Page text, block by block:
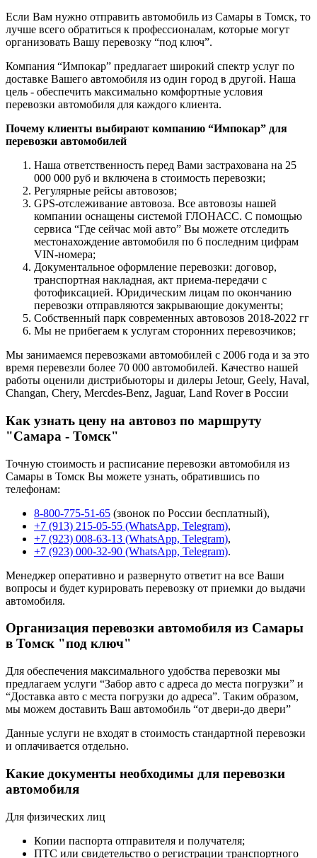
Если Вам нужно отправить автомобиль из Самары в Томск, то
лучше всего обратиться к профессионалам, которые могут
организовать Вашу перевозку “под ключ”.
Компания “Импокар” предлагает широкий спектр услуг по
доставке Вашего автомобиля из один город в другой. Наша
цель - обеспечить максимально комфортные условия
перевозки автомобиля для каждого клиента.
Почему клиенты выбирают компанию “Импокар” для
перевозки автомобилей
Наша ответственность перед Вами застрахована на 25
000 000 руб и включена в стоимость перевозки;
Регулярные рейсы автовозов;
GPS-отслеживание автовоза. Все автовозы нашей
компании оснащены системой ГЛОНАСС. С помощью
сервиса “Где сейчас мой авто” Вы можете отследить
местонахождение автомобиля по 6 последним цифрам
VIN-номера;
Документальное оформление перевозки: договор,
транспортная накладная, акт приема-передачи с
фотофиксацией. Юридическим лицам по окончанию
перевозки отправляются закрывающие документы;
Собственный парк современных автовозов 2018-2022 гг
Мы не прибегаем к услугам сторонних перевозчиков;
Мы занимаемся перевозками автомобилей с 2006 года и за это
время перевезли более 70 000 автомобилей. Качество нашей
работы оценили дистрибьюторы и дилеры Jetour, Geely, Haval,
Changan, Chery, Mercdes-Benz, Jaguar, Land Rover в России
Как узнать цену на автовоз по маршруту
"Самара - Томск"
Точную стоимость и расписание перевозки автомобиля из
Самары в Томск Вы можете узнать, обратившись по
телефонам:
8-800-775-51-65 (звонок по России бесплатный),
+7 (913) 215-05-55 (WhatsApp, Telegram),
+7 (923) 008-63-13 (WhatsApp, Telegram),
+7 (923) 000-32-90 (WhatsApp, Telegram).
Менеджер оперативно и развернуто ответит на все Ваши
вопросы и будет курировать перевозку от приемки до выдачи
автомобиля.
Организация перевозки автомобиля из Самары
в Томск "под ключ"
Для обеспечения максимального удобства перевозки мы
предлагаем услуги “Забор авто с адреса до места погрузки” и
“Доставка авто с места погрузки до адреса”. Таким образом,
мы можем доставить Ваш автомобиль “от двери-до двери”
Данные услуги не входят в стоимость стандартной перевозки
и оплачивается отдельно.
Какие документы необходимы для перевозки
автомобиля
Для физических лиц
Копии паспорта отправителя и получателя;
ПТС или свидетельство о регистрации транспортного